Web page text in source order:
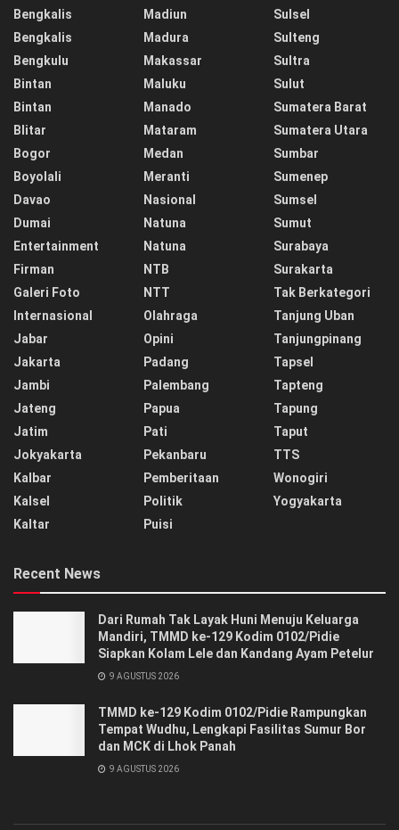
Bengkalis
Bengkalis
Bengkulu
Bintan
Bintan
Blitar
Bogor
Boyolali
Davao
Dumai
Entertainment
Firman
Galeri Foto
Internasional
Jabar
Jakarta
Jambi
Jateng
Jatim
Jokyakarta
Kalbar
Kalsel
Kaltar
Madiun
Madura
Makassar
Maluku
Manado
Mataram
Medan
Meranti
Nasional
Natuna
Natuna
NTB
NTT
Olahraga
Opini
Padang
Palembang
Papua
Pati
Pekanbaru
Pemberitaan
Politik
Puisi
Sulsel
Sulteng
Sultra
Sulut
Sumatera Barat
Sumatera Utara
Sumbar
Sumenep
Sumsel
Sumut
Surabaya
Surakarta
Tak Berkategori
Tanjung Uban
Tanjungpinang
Tapsel
Tapteng
Tapung
Taput
TTS
Wonogiri
Yogyakarta
Recent News
Dari Rumah Tak Layak Huni Menuju Keluarga
Mandiri, TMMD ke-129 Kodim 0102/Pidie
Siapkan Kolam Lele dan Kandang Ayam Petelur
9 AGUSTUS 2026
TMMD ke-129 Kodim 0102/Pidie Rampungkan
Tempat Wudhu, Lengkapi Fasilitas Sumur Bor
dan MCK di Lhok Panah
9 AGUSTUS 2026